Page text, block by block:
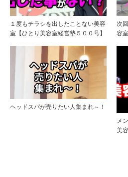
１度もチラシを出したことない美容
室【ひとり美容室経営塾５００号】
次
容
ヘッドスパが売りたい人集まれ～！
メ
美